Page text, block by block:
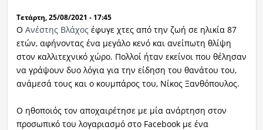
Κόσμος
Ραδιόφωνο LIVE
Εκπομπές
Τετάρτη, 25/08/2021 - 17:45
Ο Ανέστης Βλάχοςέφυγε χτες από την ζωή σε ηλικία 87
ετών, αφήνοντας ένα μεγάλο κενό και ανείπωτη θλίψη
στον καλλιτεχνικό χώρο. Πολλοί ήταν εκείνοι που θέλησαν
να γράψουν δυο λόγια για την είδηση του θανάτου του,
ανάμεσά τους και ο κουμπάρος του, Νίκος Ξανθόπουλος.
Ο ηθοποιός τον αποχαιρέτησε με μία ανάρτηση στον
προσωπικό του λογαριασμό στο Facebook με ένα